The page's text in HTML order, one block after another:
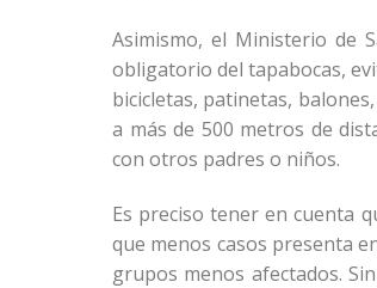
Asimismo, el Ministerio de
obligatorio del tapabocas,
bicicletas, patinetas,
a más de 500 metros de
con otros padres o niños.
Es preciso tener en cuenta
que menos casos presenta
grupos menos afectados.